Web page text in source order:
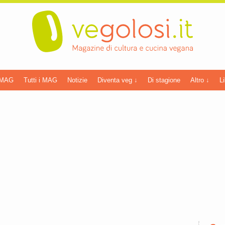
Tutti i MAG Notizie Diventa veg ↓ Di stagione Altro ↓